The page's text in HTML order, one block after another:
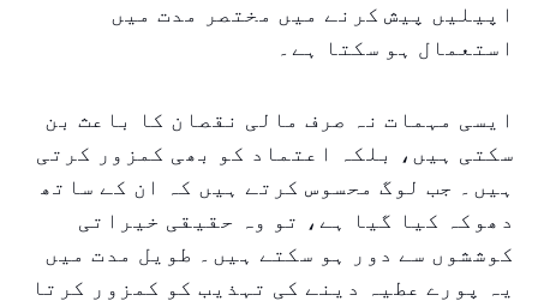
اپیلیں پیش کرنے میں مختصر مدت میں
استعمال ہو سکتا ہے۔
ایسی مہمات نہ صرف مالی نقصان کا باعث بن
سکتی ہیں، بلکہ اعتماد کو بھی کمزور کرتی
ہیں۔ جب لوگ محسوس کرتے ہیں کہ ان کے ساتھ
دھوکہ کیا گیا ہے، تو وہ حقیقی خیراتی
کوششوں سے دور ہو سکتے ہیں۔ طویل مدت میں
یہ پورے عطیہ دینے کی تہذیب کو کمزور کرتا